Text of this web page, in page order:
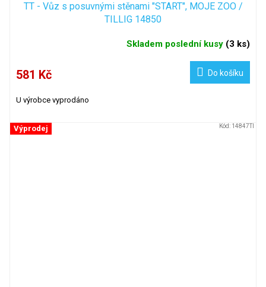
TT - Vůz s posuvnými stěnami "START", MOJE ZOO /
TILLIG 14850
Skladem poslední kusy (3 ks)
581 Kč Do košíku
U výrobce vyprodáno
Výprodej Kód: 14847TI